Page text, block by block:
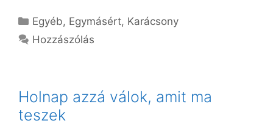
Kategória
Egyéb, Egymásért, Karácsony
Hozzászólás
Holnap azzá válok, amit ma
teszek